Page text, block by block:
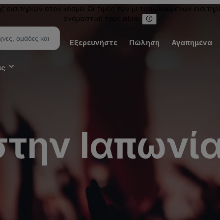
στον κόσμο. Οι τιμές των μεταπωλούμενων
ονομαστική τους αξία.
Εξερευνήστε Πώληση Αγαπημένα